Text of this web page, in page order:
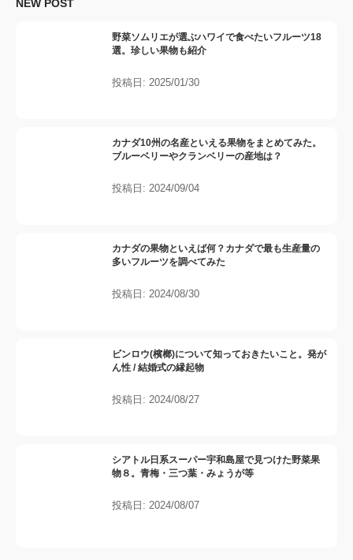
NEW POST
野菜ソムリエが選ぶハワイで食べたいフルーツ18
選。珍しい果物も紹介
投稿日: 2025/01/30
カナダ10州の名産といえる果物をまとめてみた。
ブルーベリーやクランベリーの産地は？
投稿日: 2024/09/04
カナダの果物といえば何？カナダで最も生産量の
多いフルーツを調べてみた
投稿日: 2024/08/30
ビンロウ(檳榔)について知っておきたいこと。発が
ん性 / 結婚式の縁起物
投稿日: 2024/08/27
シアトル日系スーパー宇和島屋で見つけた野菜果
物８。青梅・三つ葉・みょうが等
投稿日: 2024/08/07